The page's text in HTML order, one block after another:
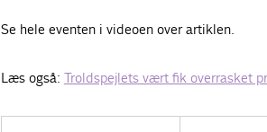
Se hele eventen i videoen over artiklen.
Læs også: Troldspejlets vært fik overrasket